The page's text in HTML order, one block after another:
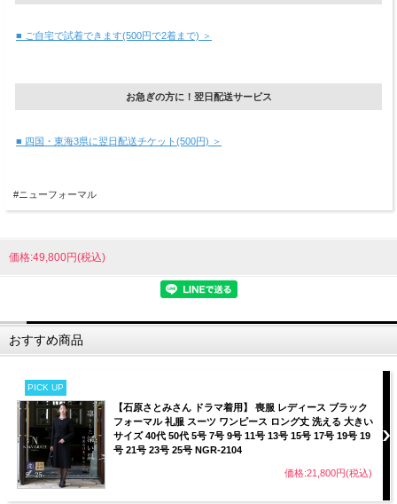
■ ご自宅で試着できます(500円で2着まで) ＞
お急ぎの方に！翌日配送サービス
■ 四国・東海3県に翌日配送チケット(500円) ＞
#ニューフォーマル
価格:49,800円(税込)
おすすめ商品
PICK UP
【石原さとみさん ドラマ着用】 喪服 レディース ブラック
フォーマル 礼服 スーツ ワンピース ロング丈 洗える 大きい
サイズ 40代 50代 5号 7号 9号 11号 13号 15号 17号 19号 19
号 21号 23号 25号 NGR-2104
価格:21,800円(税込)